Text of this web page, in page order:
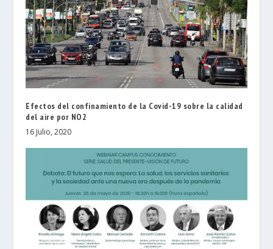
Efectos del confinamiento de la Covid-19 sobre la calidad
del aire por NO2
16 Julio, 2020